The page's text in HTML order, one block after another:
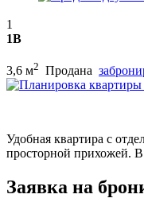
1
1В
3,6 м2 Продана
Удобная квартира с
просторной прихожей. В
Заявка на